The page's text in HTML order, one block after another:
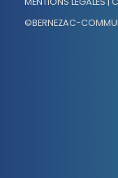
©BERNEZAC-